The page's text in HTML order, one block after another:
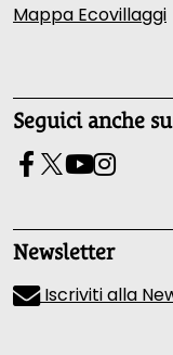
Mappa Ecovillaggi
Seguici anche su
Newsletter
Iscriviti alla